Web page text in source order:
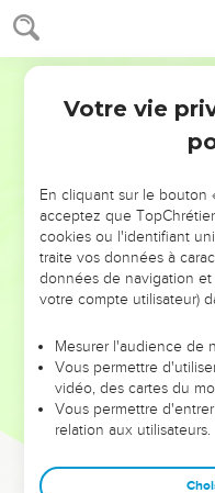
NE MANQUEZ
DE
ET SI LEURS
leur foi ou leur vision.
et les saisons difficiles
sont elles
Dans cette conférence,
clés pour avancer avec
Votre vie
En cliquant sur le bouton
acceptez que
cookies ou l'identifiant
traite vos données à
données de navigation
votre compte utilisateur)
Mesurer l'audience de
Vous permettre
vidéo, des cartes du
Vous permettre
relation aux utilisateurs.